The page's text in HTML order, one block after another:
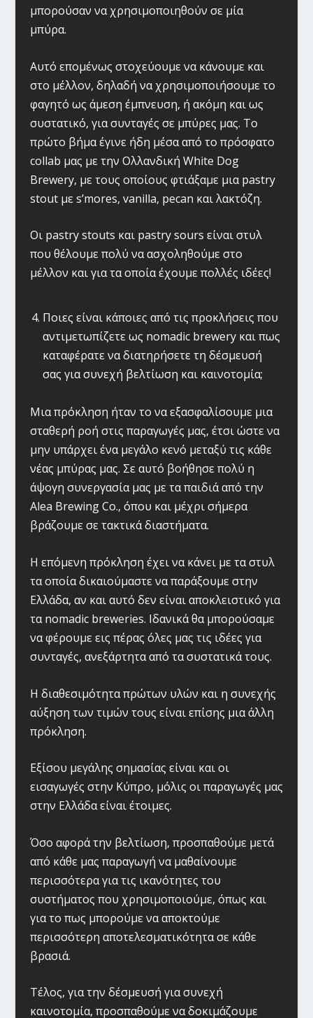
μπορούσαν να χρησιμοποιηθούν σε μία
μπύρα.
Αυτό επομένως στοχεύουμε να κάνουμε και
στο μέλλον, δηλαδή να χρησιμοποιήσουμε το
φαγητό ως άμεση έμπνευση, ή ακόμη και ως
συστατικό, για συνταγές σε μπύρες μας. Το
πρώτο βήμα έγινε ήδη μέσα από το πρόσφατο
collab μας με την Oλλανδική White Dog
Brewery, με τους οποίους φτιάξαμε μια pastry
stout με s’mores, vanilla, pecan και λακτόζη.
Oι pastry stouts και pastry sours είναι στυλ
που θέλουμε πολύ να ασχοληθούμε στο
μέλλον και για τα οποία έχουμε πολλές ιδέες!
Ποιες είναι κάποιες από τις προκλήσεις που
αντιμετωπίζετε ως nomadic brewery και πως
καταφέρατε να διατηρήσετε τη δέσμευσή
σας για συνεχή βελτίωση και καινοτομία;
Μια πρόκληση ήταν το να εξασφαλίσουμε μια
σταθερή ροή στις παραγωγές μας, έτσι ώστε να
μην υπάρχει ένα μεγάλο κενό μεταξύ τις κάθε
νέας μπύρας μας. Σε αυτό βοήθησε πολύ η
άψογη συνεργασία μας με τα παιδιά από την
Alea Brewing Co., όπου και μέχρι σήμερα
βράζουμε σε τακτικά διαστήματα.
Η επόμενη πρόκληση έχει να κάνει με τα στυλ
τα οποία δικαιούμαστε να παράξουμε στην
Ελλάδα, αν και αυτό δεν είναι αποκλειστικό για
τα nomadic breweries. Ιδανικά θα μπορούσαμε
να φέρουμε εις πέρας όλες μας τις ιδέες για
συνταγές, ανεξάρτητα από τα συστατικά τους.
Η διαθεσιμότητα πρώτων υλών και η συνεχής
αύξηση των τιμών τους είναι επίσης μια άλλη
πρόκληση.
Εξίσου μεγάλης σημασίας είναι και οι
εισαγωγές στην Κύπρο, μόλις οι παραγωγές μας
στην Ελλάδα είναι έτοιμες.
Όσο αφορά την βελτίωση, προσπαθούμε μετά
από κάθε μας παραγωγή να μαθαίνουμε
περισσότερα για τις ικανότητες του
συστήματος που χρησιμοποιούμε, όπως και
για το πως μπορούμε να αποκτούμε
περισσότερη αποτελεσματικότητα σε κάθε
βρασιά.
Τέλος, για την δέσμευσή για συνεχή
καινοτομία, προσπαθούμε να δοκιμάζουμε